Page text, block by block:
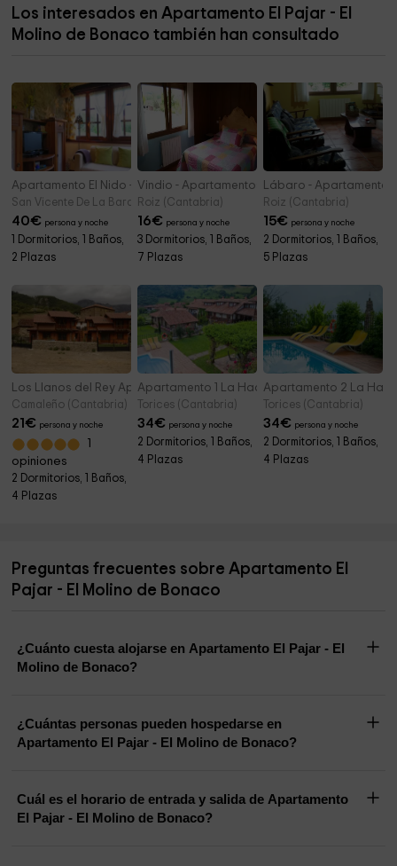
Parroquia Nuestra Señora De Los Ángeles 5,0 km
Los interesados en Apartamento El Pajar - El
Molino de Bonaco también han consultado
Apartamento El Nido - El Molino de Bonaco
San Vicente De La Barquera (Cantabria)
40€ persona y noche
1 Dormitorios, 1 Baños,
2 Plazas
Vindio - Apartamentos Rulolla
Roiz (Cantabria)
16€ persona y noche
3 Dormitorios, 1 Baños,
7 Plazas
Lábaro - Apartamentos
Roiz (Cantabria)
15€ persona y noche
2 Dormitorios, 1 Baños,
5 Plazas
Los Llanos del Rey Apartamento 2
Camaleño (Cantabria)
21€ persona y noche
opiniones
2 Dormitorios, 1 Baños,
4 Plazas
Apartamento 1 La Hacienda de María
Torices (Cantabria)
34€ persona y noche
2 Dormitorios, 1 Baños,
4 Plazas
Apartamento 2 La
Torices (Cantabria)
34€ persona y noche
2 Dormitorios, 1 Baños,
4 Plazas
Preguntas frecuentes sobre Apartamento El
Pajar - El Molino de Bonaco
¿Cuánto cuesta alojarse en Apartamento El Pajar - El
Molino de Bonaco?
¿Cuántas personas pueden hospedarse en
Apartamento El Pajar - El Molino de Bonaco?
Cuál es el horario de entrada y salida de Apartamento
El Pajar - El Molino de Bonaco?